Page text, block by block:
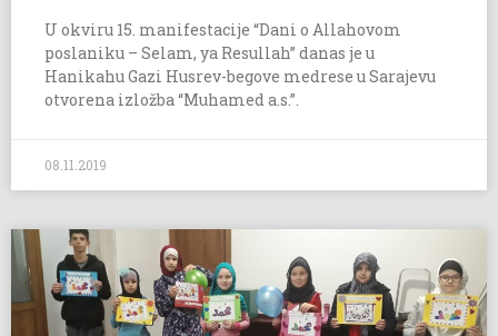
U okviru 15. manifestacije “Dani o Allahovom
poslaniku – Selam, ya Resullah” danas je u
Hanikahu Gazi Husrev-begove medrese u Sarajevu
otvorena izložba “Muhamed a.s.”.
08.11.2019